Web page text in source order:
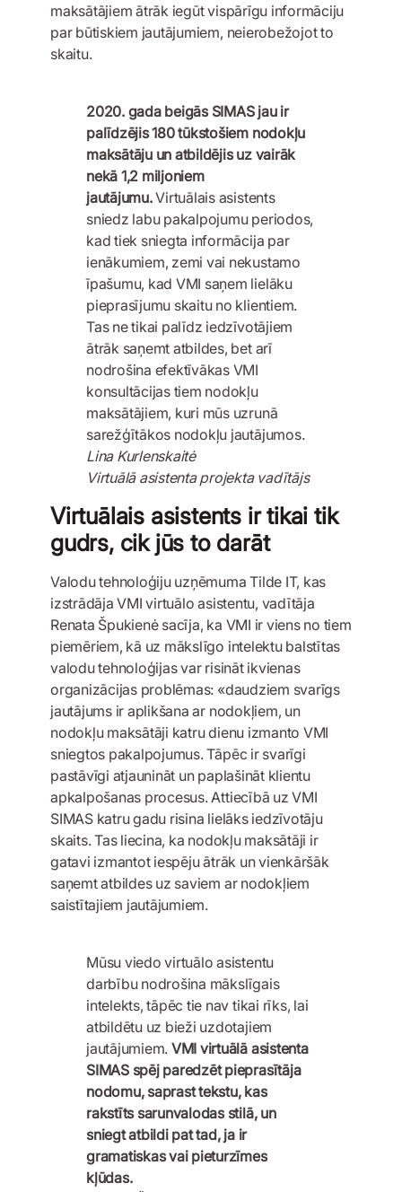
maksātājiem ātrāk iegūt vispārīgu informāciju
par būtiskiem jautājumiem, neierobežojot to
skaitu.
2020. gada beigās SIMAS jau ir
palīdzējis 180 tūkstošiem nodokļu
maksātāju un atbildējis uz vairāk
nekā 1,2 miljoniem
jautājumu.Virtuālais asistents
sniedz labu pakalpojumu periodos,
kad tiek sniegta informācija par
ienākumiem, zemi vai nekustamo
īpašumu, kad VMI saņem lielāku
pieprasījumu skaitu no klientiem.
Tas ne tikai palīdz iedzīvotājiem
ātrāk saņemt atbildes, bet arī
nodrošina efektīvākas VMI
konsultācijas tiem nodokļu
maksātājiem, kuri mūs uzrunā
sarežģītākos nodokļu jautājumos.
Lina Kurlenskaitė
Virtuālā asistenta projekta vadītājs
Virtuālais asistents ir tikai tik
gudrs, cik jūs to darāt
Valodu tehnoloģiju uzņēmuma Tilde IT, kas
izstrādāja VMI virtuālo asistentu, vadītāja
Renata Špukienė sacīja, ka VMI ir viens no tiem
piemēriem, kā uz mākslīgo intelektu balstītas
valodu tehnoloģijas var risināt ikvienas
organizācijas problēmas: «daudziem svarīgs
jautājums ir aplikšana ar nodokļiem, un
nodokļu maksātāji katru dienu izmanto VMI
sniegtos pakalpojumus. Tāpēc ir svarīgi
pastāvīgi atjaunināt un paplašināt klientu
apkalpošanas procesus. Attiecībā uz VMI
SIMAS katru gadu risina lielāks iedzīvotāju
skaits. Tas liecina, ka nodokļu maksātāji ir
gatavi izmantot iespēju ātrāk un vienkāršāk
saņemt atbildes uz saviem ar nodokļiem
saistītajiem jautājumiem.
Mūsu viedo virtuālo asistentu
darbību nodrošina mākslīgais
intelekts, tāpēc tie nav tikai rīks, lai
atbildētu uz bieži uzdotajiem
jautājumiem. VMI virtuālā asistenta
SIMAS spēj paredzēt pieprasītāja
nodomu, saprast tekstu, kas
rakstīts sarunvalodas stilā, un
sniegt atbildi pat tad, ja ir
gramatiskas vai pieturzīmes
kļūdas.